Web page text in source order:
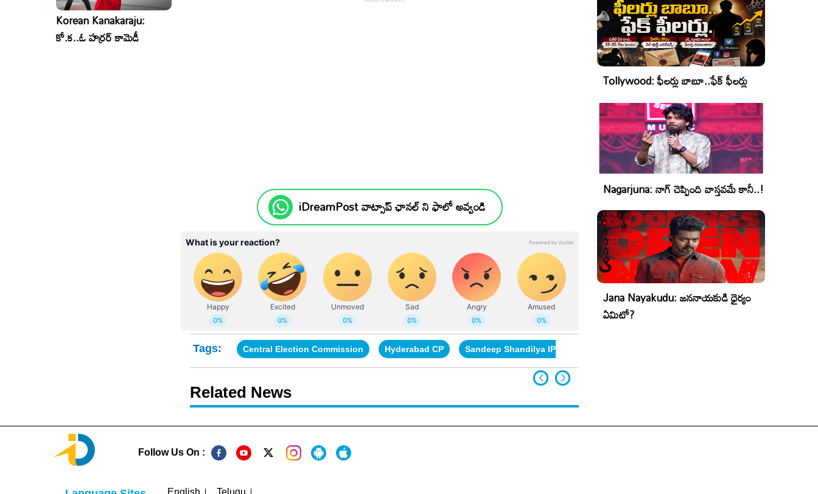
Korean Kanakaraju:
కో.క..ఓ హర్రర్ కామెడీ
iDreamPost వాట్సాప్ ఛానల్ ని ఫాలో అవ్వండి
Tags: Central Election Commission Hyderabad CP Sandeep Shandilya IPS
Related News
Tollywood: ఫీలర్లు బాబూ..ఫేక్ ఫీలర్లు
Nagarjuna: నాగ్ చెప్పింది వాస్తవమే కానీ..!
Jana Nayakudu: జననాయకుడి ధైర్యం
ఏమిటో?
Follow Us On :